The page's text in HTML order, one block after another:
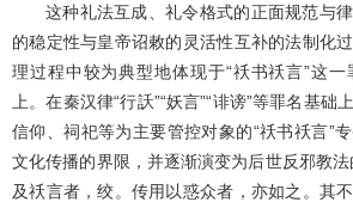
这种礼法互成、礼令格式的正面规范与
的稳定性与皇帝诏敕的灵活性互补的法制化
理过程中较为典型地体现于“祅书祅言”这
上。在秦汉律“行訞”“妖言”“诽谤”等罪名基础
信仰、祠祀等为主要管控对象的“祅书祅言”
文化传播的界限，并逐渐演变为后世反邪教
及祅言者，绞。传用以惑众者，亦如之。其